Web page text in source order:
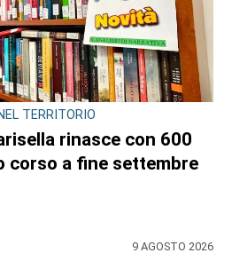
TERRITORIO
rinasce con 600
corso a fine settembre
9 AGOSTO 2026